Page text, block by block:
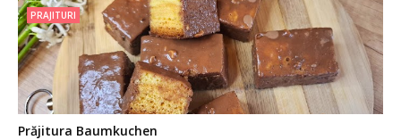
PRAJITURI
Prăjitura Baumkuchen